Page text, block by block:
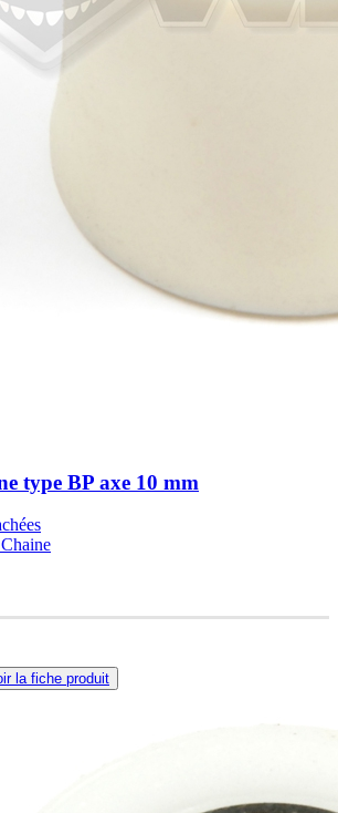
type BP axe 10 mm
la fiche produit